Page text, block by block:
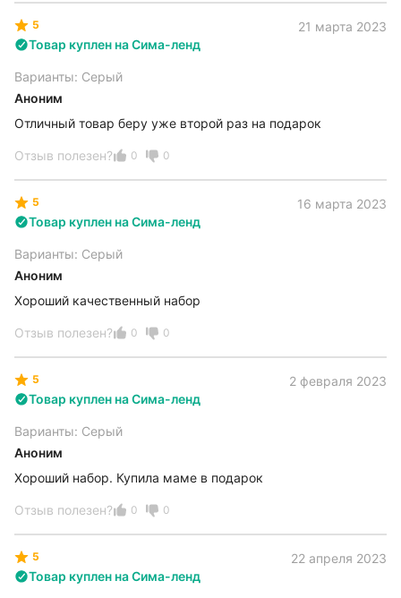
5
21 марта 2023
Товар куплен на Сима-ленд
Варианты: Серый
Аноним
Отличный товар беру уже второй раз на подарок
Отзыв полезен? 0 0
5
16 марта 2023
Товар куплен на Сима-ленд
Варианты: Серый
Аноним
Хороший качественный набор
Отзыв полезен? 0 0
5
2 февраля 2023
Товар куплен на Сима-ленд
Варианты: Серый
Аноним
Хороший набор. Купила маме в подарок
Отзыв полезен? 0 0
5
22 апреля 2023
Товар куплен на Сима-ленд